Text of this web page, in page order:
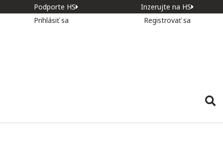
Podporte HS
Inzerujte na HS
Prihlásiť sa
Registrovať sa